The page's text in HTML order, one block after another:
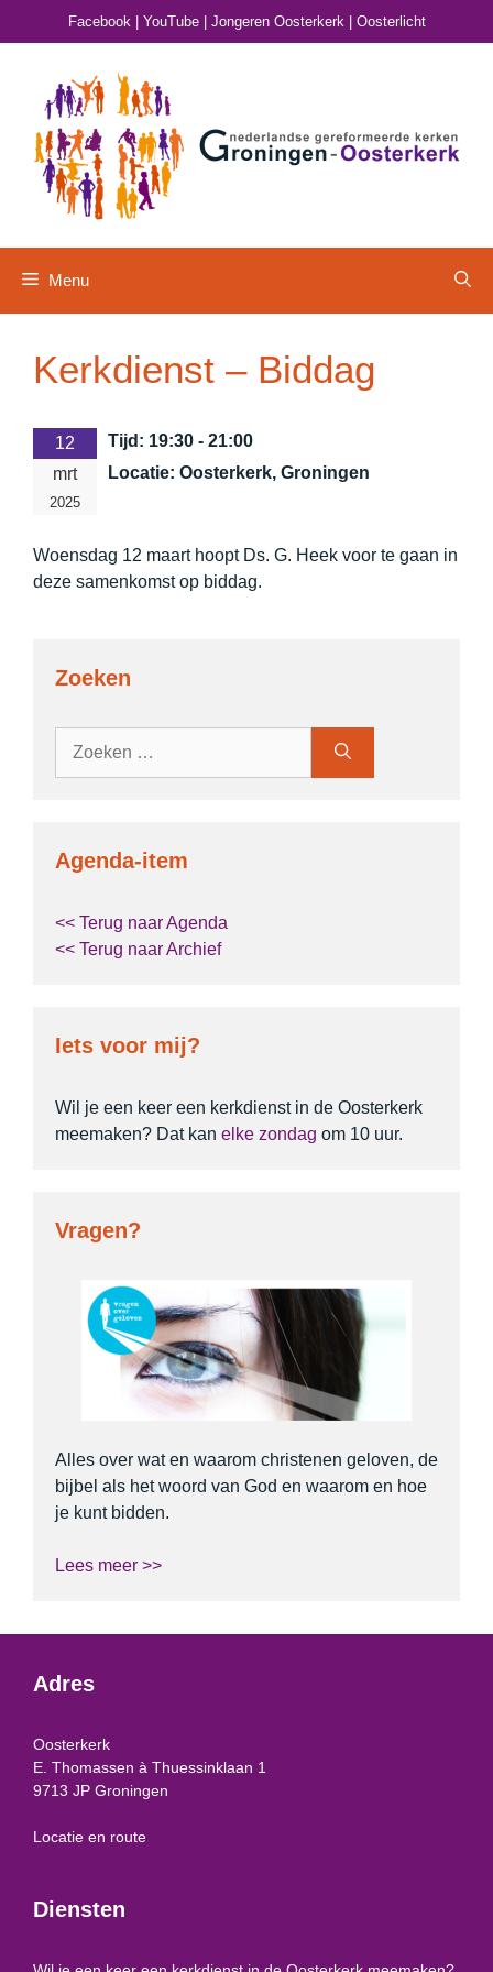
Facebook| YouTube| Jongeren Oosterkerk| Oosterlicht
Menu
Kerkdienst – Biddag
12
mrt
2025
Tijd: 19:30 - 21:00
Locatie: Oosterkerk, Groningen
Woensdag 12 maart hoopt Ds. G. Heek voor te gaan in
deze samenkomst op biddag.
Zoeken
Agenda-item
<< Terug naar Agenda
<< Terug naar Archief
Iets voor mij?
Wil je een keer een kerkdienst in de Oosterkerk
meemaken? Dat kan elke zondag om 10 uur.
Vragen?
Alles over wat en waarom christenen geloven, de
bijbel als het woord van God en waarom en hoe
je kunt bidden.
Lees meer >>
Adres
Oosterkerk
E. Thomassen à Thuessinklaan 1
9713 JP Groningen
Locatie en route
Diensten